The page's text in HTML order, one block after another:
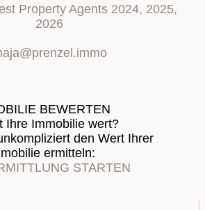
Property Agents 2024, 2025,
2026
BEWERTEN
Ihre Immobilie wert?
den Wert Ihrer
ermitteln:
STARTEN